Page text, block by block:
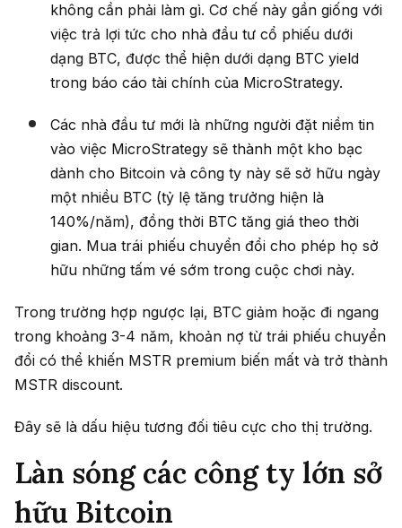
không cần phải làm gì. Cơ chế này gần giống với
việc trả lợi tức cho nhà đầu tư cổ phiếu dưới
dạng BTC, được thể hiện dưới dạng BTC yield
trong báo cáo tài chính của MicroStrategy.
Các nhà đầu tư mới là những người đặt niềm tin
vào việc MicroStrategy sẽ thành một kho bạc
dành cho Bitcoin và công ty này sẽ sở hữu ngày
một nhiều BTC (tỷ lệ tăng trưởng hiện là
140%/năm), đồng thời BTC tăng giá theo thời
gian. Mua trái phiếu chuyển đổi cho phép họ sở
hữu những tấm vé sớm trong cuộc chơi này.
Trong trường hợp ngược lại, BTC giảm hoặc đi ngang
trong khoảng 3-4 năm, khoản nợ từ trái phiếu chuyển
đổi có thể khiến MSTR premium biến mất và trở thành
MSTR discount.
Đây sẽ là dấu hiệu tương đối tiêu cực cho thị trường.
Làn sóng các công ty lớn sở
hữu Bitcoin